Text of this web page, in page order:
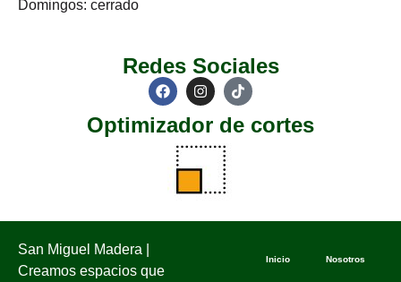
Domingos: cerrado
Redes Sociales
Optimizador de cortes
San Miguel Madera |
Creamos espacios que
Inicio Nosotros